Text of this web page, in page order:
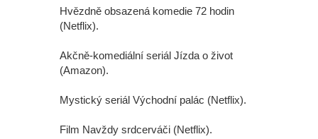
Hvězdně obsazená komedie 72 hodin
(Netflix).
Akčně-komediální seriál Jízda o život
(Amazon).
Mystický seriál Východní palác (Netflix).
Film Navždy srdcerváči (Netflix).